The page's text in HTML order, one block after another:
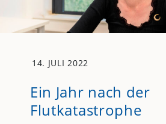
14. JULI 2022
Ein Jahr nach der
Flutkatastrophe